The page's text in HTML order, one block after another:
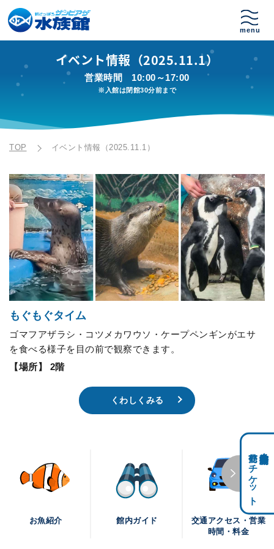
イベント情報（2025.11.1）
営業時間 10:00～17:00
※入館は閉館30分前まで
TOP イベント情報（2025.11.1）
もぐもぐタイム
ゴマフアザラシ・コツメカワウソ・ケープペンギンがエサ
を食べる様子を目の前で観察できます。
【場所】 2階
くわしくみる
お魚紹介 館内ガイド
交通アクセス・営業
時間・料金
前売りチケット